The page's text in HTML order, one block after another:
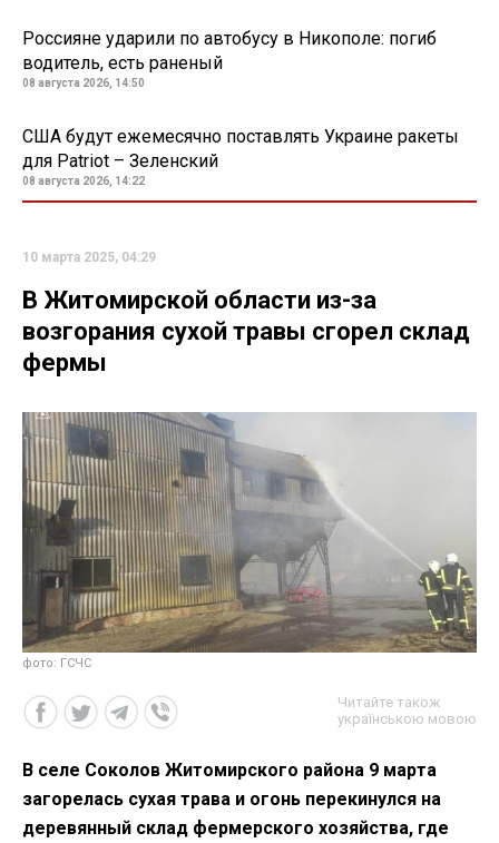
Россияне ударили по автобусу в Никополе: погиб
водитель, есть раненый
08 августа 2026, 14:50
США будут ежемесячно поставлять Украине ракеты
для Patriot – Зеленский
08 августа 2026, 14:22
10 марта 2025, 04:29
В Житомирской области из-за
возгорания сухой травы сгорел склад
фермы
фото: ГСЧС
Читайте також
українською мовою
В селе Соколов Житомирского района 9 марта
загорелась сухая трава и огонь перекинулся на
деревянный склад фермерского хозяйства, где